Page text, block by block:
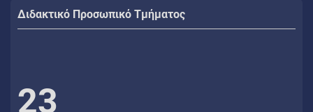
Διδακτικό Προσωπικό Τμήματος
23